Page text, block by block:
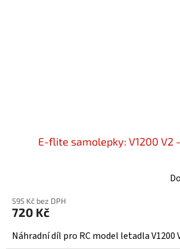
E-flite samolepky: V1200 V2
595 Kč bez DPH
720 Kč
Náhradní díl pro RC model letadla V1200